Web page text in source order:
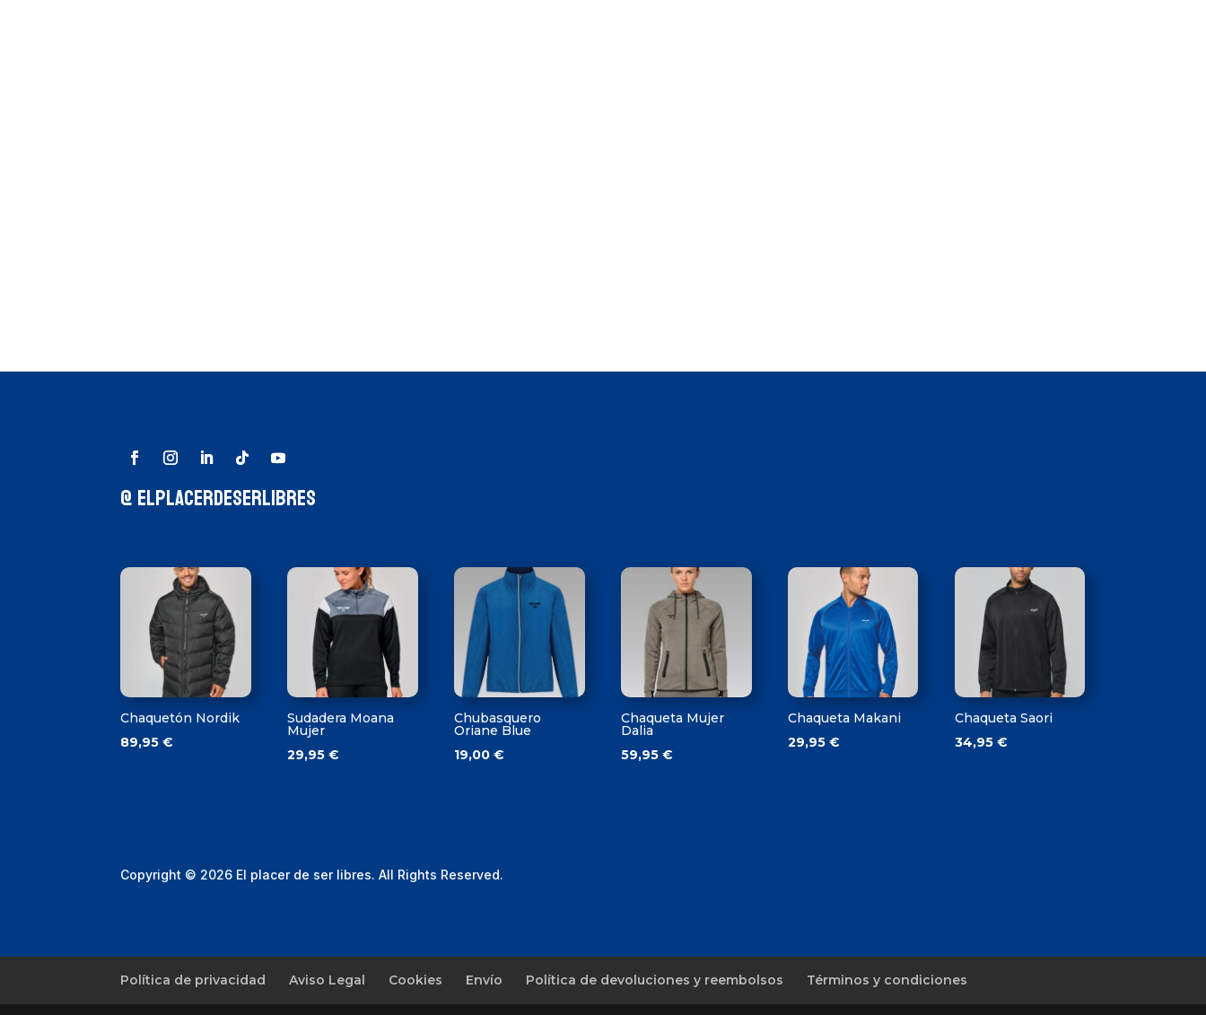
@ elplacerdeserlibres
Chaquetón Nordik
89,95€
Sudadera Moana
Mujer
29,95€
Chubasquero
Oriane Blue
19,00€
Chaqueta Mujer
Dalia
59,95€
Chaqueta Makani
29,95€
Chaqueta Saori
34,95€
Copyright © 2026 El placer de ser libres. All Rights Reserved.
Política de privacidad Aviso Legal Cookies Envío Política de devoluciones y reembolsos Términos y condiciones